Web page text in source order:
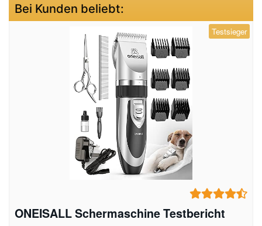
Bei Kunden beliebt:
Testsieger
ONEISALL Schermaschine Testbericht